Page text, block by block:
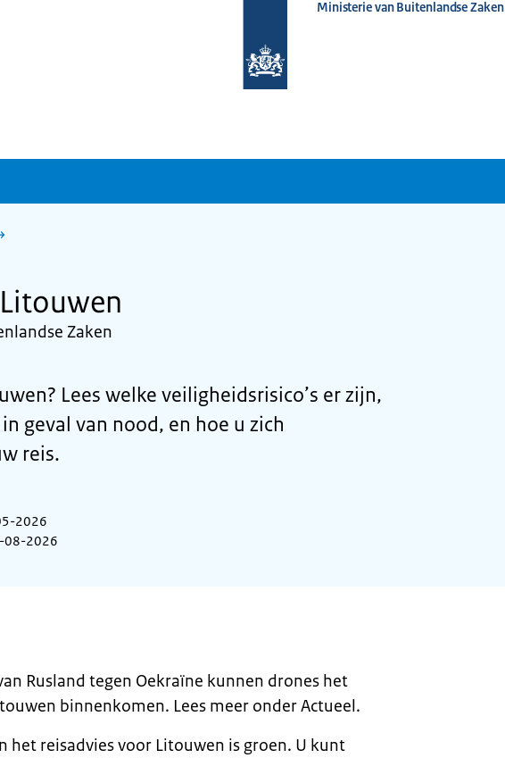
homepage
Ministerie van Buitenlandse Zaken
Zaken
Lees welke veiligheidsrisico’s er zijn,
geval van nood, en hoe u zich
reis.
2026
08-2026
Rusland tegen Oekraïne kunnen drones het
binnenkomen. Lees meer onder Actueel.
het reisadvies voor Litouwen is groen. U kunt